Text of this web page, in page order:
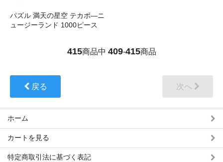
パズル 満天の星空 テカポ―ニ
ュージーランド 1000ピース
415商品中 409-415商品
戻る 次へ
ホーム
カートを見る
特定商取引法に基づく表記